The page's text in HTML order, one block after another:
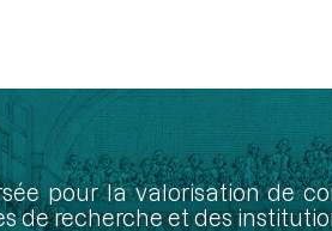
pour la valorisation de
de recherche et des